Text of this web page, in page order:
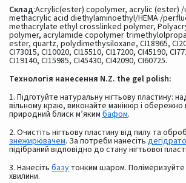
Склад:Acrylic(ester) copolymer, acrylic (ester)
methacrylic acid diethylaminoethyl/HEMA /
methacrylate ethyl crosslinked polymer,
polymer, acrylamide copolymer
ester, quartz, polydimethysiloxane, CI18965,
CI73015, CI10020, CI15510, CI17200, CI45190,
CI19140, CI15985, CI45430, CI42090, CI60725.
Технологія нанесення N.Z. the gel polish:
1. Підготуйте натуральну нігтьову пластину:
вільному краю, виконайте манікюр і обережно
природний блиск м’яким бафом.
2. Очистіть нігтьову пластину від пилу та
знежирювачем. За потреби нанесіть
підібраний відповідно до стану нігтьової
3. Нанесіть базутонким шаром. Полімеризуйте
хвилини.